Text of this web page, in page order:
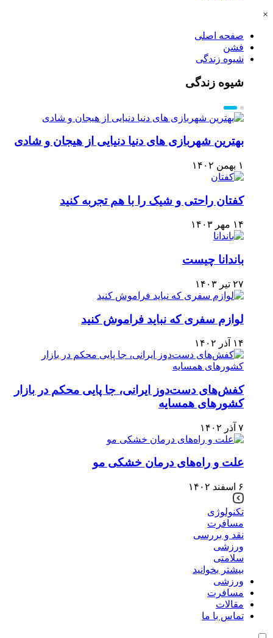
×
صفحه اصلی
فشن
شیوه زندگی
شیوه زندگی
بهترین شهربازی های دنیا دنیایی از هیجان و شادی
۱ بهمن ۱۴۰۲
کفتان راحتی و شیک را با هم تجربه کنید
۱۴ مهر ۱۴۰۳
باندانا چیست
۲۷ تیر ۱۴۰۳
لوازم سفری که نباید فراموش کنید
۱۴ آذر ۱۴۰۲
کفش‌های دست‌دوز ایرانی، جا پایی محکم در بازار
کشورهای همسایه
۷ آذر ۱۴۰۲
علت و راه‌های درمان خشکی مو
۶ اسفند ۱۴۰۲
تکنولوژی
مسافرت
نقد و بررسی
ورزشی
سلامتی
بیشتر بخوانید
ورزشی
مسافرت
مقالات
تماس با ما